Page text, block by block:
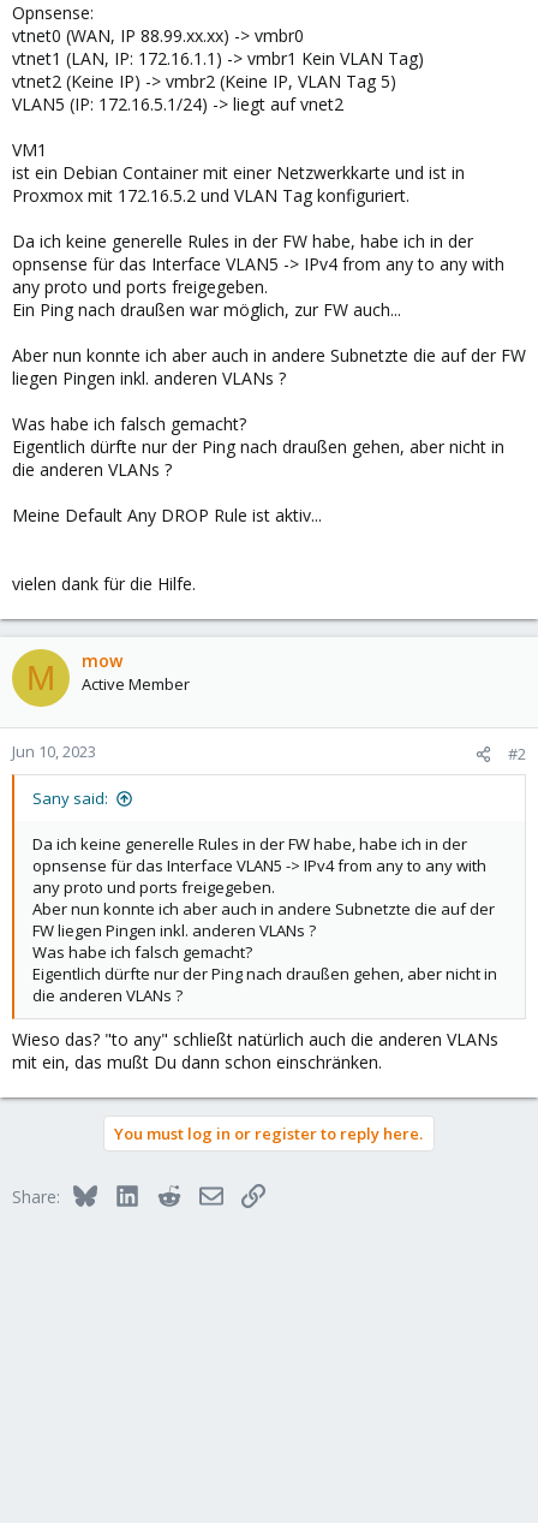
Opnsense:
vtnet0 (WAN, IP 88.99.xx.xx) -> vmbr0
vtnet1 (LAN, IP: 172.16.1.1) -> vmbr1 Kein VLAN Tag)
vtnet2 (Keine IP) -> vmbr2 (Keine IP, VLAN Tag 5)
VLAN5 (IP: 172.16.5.1/24) -> liegt auf vnet2
VM1
ist ein Debian Container mit einer Netzwerkkarte und ist in
Proxmox mit 172.16.5.2 und VLAN Tag konfiguriert.
Da ich keine generelle Rules in der FW habe, habe ich in der
opnsense für das Interface VLAN5 -> IPv4 from any to any with
any proto und ports freigegeben.
Ein Ping nach draußen war möglich, zur FW auch...
Aber nun konnte ich aber auch in andere Subnetzte die auf der FW
liegen Pingen inkl. anderen VLANs ?
Was habe ich falsch gemacht?
Eigentlich dürfte nur der Ping nach draußen gehen, aber nicht in
die anderen VLANs ?
Meine Default Any DROP Rule ist aktiv...
vielen dank für die Hilfe.
M mow
Active Member
Jun 10, 2023 #2
Sany said:
Da ich keine generelle Rules in der FW habe, habe ich in der
opnsense für das Interface VLAN5 -> IPv4 from any to any with
any proto und ports freigegeben.
Aber nun konnte ich aber auch in andere Subnetzte die auf der
FW liegen Pingen inkl. anderen VLANs ?
Was habe ich falsch gemacht?
Eigentlich dürfte nur der Ping nach draußen gehen, aber nicht in
die anderen VLANs ?
Wieso das? "to any" schließt natürlich auch die anderen VLANs
mit ein, das mußt Du dann schon einschränken.
You must log in or register to reply here.
Share: BlueskyLinkedInRedditEmailLink